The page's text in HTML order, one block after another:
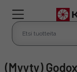
(Myyty) Godox V1 Pro -salama (Nikon)